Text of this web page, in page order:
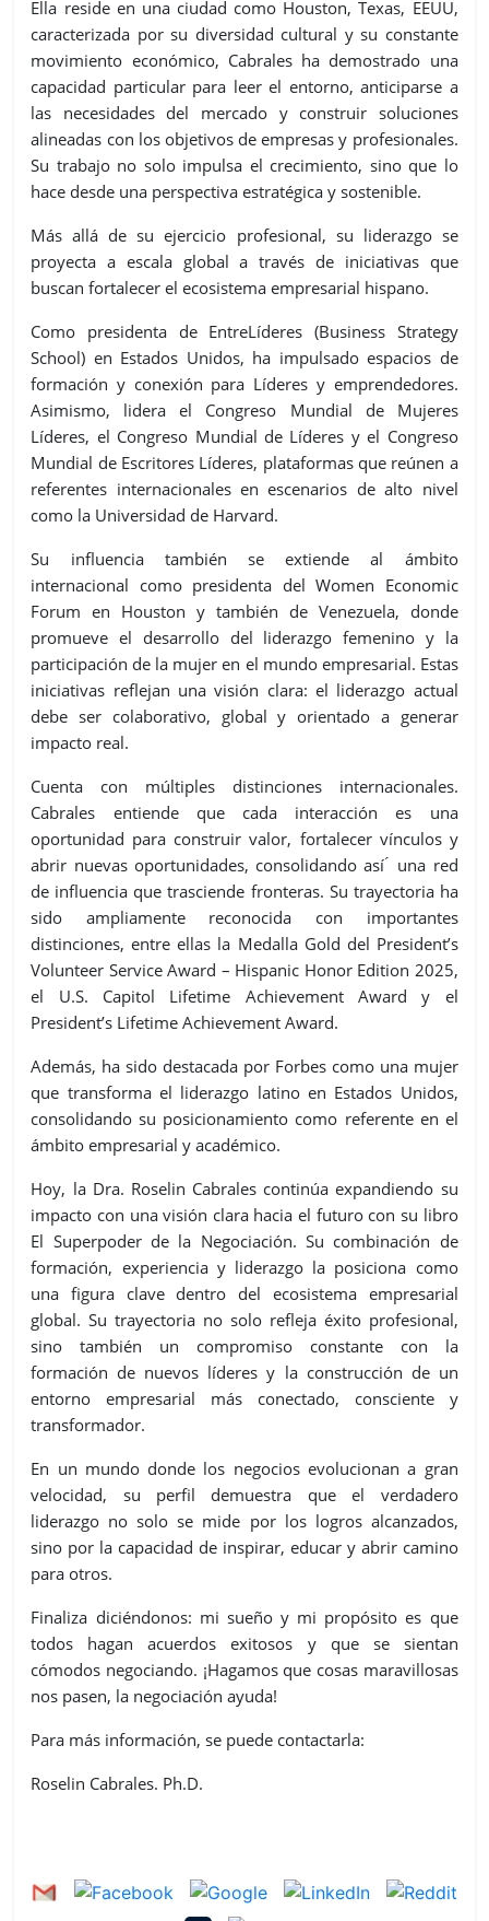
Ella reside en una ciudad como Houston, Texas, EEUU,
caracterizada por su diversidad cultural y su constante
movimiento económico, Cabrales ha demostrado una
capacidad particular para leer el entorno, anticiparse a
las necesidades del mercado y construir soluciones
alineadas con los objetivos de empresas y profesionales.
Su trabajo no solo impulsa el crecimiento, sino que lo
hace desde una perspectiva estratégica y sostenible.
Más allá de su ejercicio profesional, su liderazgo se
proyecta a escala global a través de iniciativas que
buscan fortalecer el ecosistema empresarial hispano.
Como presidenta de EntreLíderes (Business Strategy
School) en Estados Unidos, ha impulsado espacios de
formación y conexión para Líderes y emprendedores.
Asimismo, lidera el Congreso Mundial de Mujeres
Líderes, el Congreso Mundial de Líderes y el Congreso
Mundial de Escritores Líderes, plataformas que reúnen a
referentes internacionales en escenarios de alto nivel
como la Universidad de Harvard.
Su influencia también se extiende al ámbito
internacional como presidenta del Women Economic
Forum en Houston y también de Venezuela, donde
promueve el desarrollo del liderazgo femenino y la
participación de la mujer en el mundo empresarial. Estas
iniciativas reflejan una visión clara: el liderazgo actual
debe ser colaborativo, global y orientado a generar
impacto real.
Cuenta con múltiples distinciones internacionales.
Cabrales entiende que cada interacción es una
oportunidad para construir valor, fortalecer vínculos y
abrir nuevas oportunidades, consolidando así ́ una red
de influencia que trasciende fronteras. Su trayectoria ha
sido ampliamente reconocida con importantes
distinciones, entre ellas la Medalla Gold del President’s
Volunteer Service Award – Hispanic Honor Edition 2025,
el U.S. Capitol Lifetime Achievement Award y el
President’s Lifetime Achievement Award.
Además, ha sido destacada por Forbes como una mujer
que transforma el liderazgo latino en Estados Unidos,
consolidando su posicionamiento como referente en el
ámbito empresarial y académico.
Hoy, la Dra. Roselin Cabrales continúa expandiendo su
impacto con una visión clara hacia el futuro con su libro
El Superpoder de la Negociación. Su combinación de
formación, experiencia y liderazgo la posiciona como
una figura clave dentro del ecosistema empresarial
global. Su trayectoria no solo refleja éxito profesional,
sino también un compromiso constante con la
formación de nuevos líderes y la construcción de un
entorno empresarial más conectado, consciente y
transformador.
En un mundo donde los negocios evolucionan a gran
velocidad, su perfil demuestra que el verdadero
liderazgo no solo se mide por los logros alcanzados,
sino por la capacidad de inspirar, educar y abrir camino
para otros.
Finaliza diciéndonos: mi sueño y mi propósito es que
todos hagan acuerdos exitosos y que se sientan
cómodos negociando. ¡Hagamos que cosas maravillosas
nos pasen, la negociación ayuda!
Para más información, se puede contactarla:
Roselin Cabrales. Ph.D.